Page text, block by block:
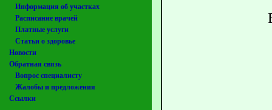
Информация об участках
Расписание врачей
Платные услуги
Статьи о здоровье
Новости
Обратная связь
Вопрос специалисту
Жалобы и предложения
Ссылки